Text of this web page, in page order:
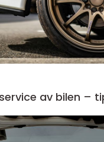
av bilen –